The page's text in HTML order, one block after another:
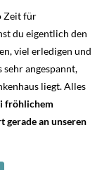
Zeit für
du eigentlich den
viel erledigen und
sehr angespannt,
liegt. Alles
fröhlichem
gerade an unseren